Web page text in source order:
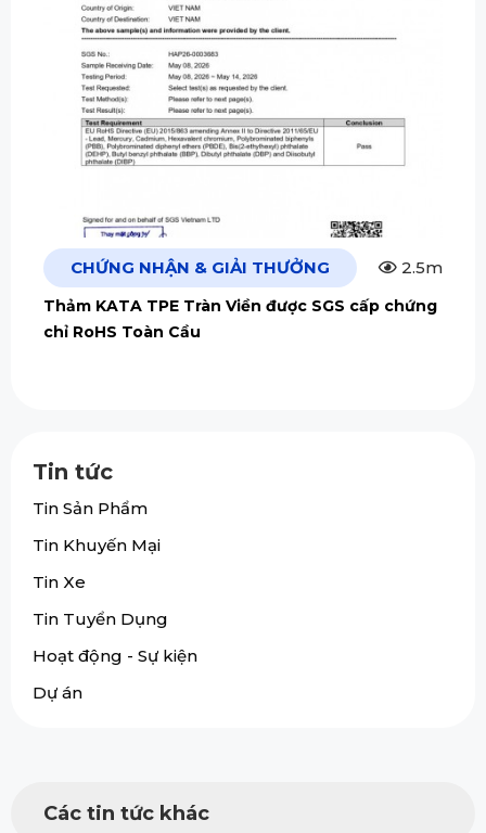
CHỨNG NHẬN & GIẢI THƯỞNG 2.5m
Thảm KATA TPE Tràn Viền được SGS cấp chứng
chỉ RoHS Toàn Cầu
Tin tức
Tin Sản Phẩm
Tin Khuyến Mại
Tin Xe
Tin Tuyển Dụng
Hoạt động - Sự kiện
Dự án
Các tin tức khác